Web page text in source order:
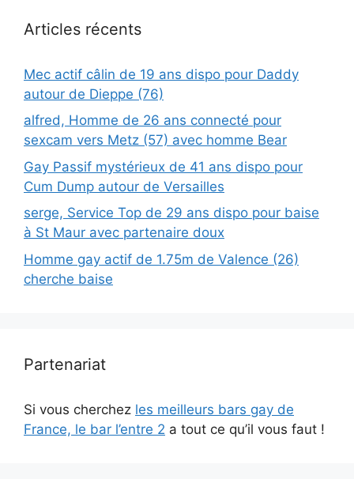
Articles récents
Mec actif câlin de 19 ans dispo pour Daddy
autour de Dieppe (76)
alfred, Homme de 26 ans connecté pour
sexcam vers Metz (57) avec homme Bear
Gay Passif mystérieux de 41 ans dispo pour
Cum Dump autour de Versailles
serge, Service Top de 29 ans dispo pour baise
à St Maur avec partenaire doux
Homme gay actif de 1.75m de Valence (26)
cherche baise
Partenariat
Si vous cherchez les meilleurs bars gay de
France, le bar l’entre 2 a tout ce qu’il vous faut !